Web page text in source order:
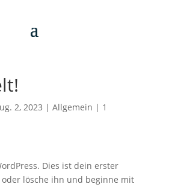
2, 2023 | Allgemein | 1
Dies ist dein erster
lösche ihn und beginne mit